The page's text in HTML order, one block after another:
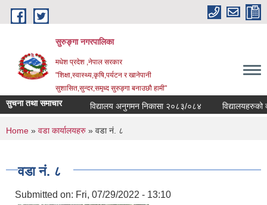
Skip to main content
सुरुङ्‍गा नगरपालिका
मधेश प्रदेश ,नेपाल सरकार
"शिक्षा,स्वास्थ्य,कृषि,पर्यटन र खानेपानी
सुशासित,सुन्दर,समृध्द सुरुङ्गा बनाउछौ हामी"
सुचना तथा समाचार विद्यालय अनुगमन निकासा २०८३/०८४ विद्यालयहरुको
You are here
Home » वडा कार्यालयहरु » वडा नं. ८
वडा नं. ८
Submitted on: Fri, 07/29/2022 - 13:10